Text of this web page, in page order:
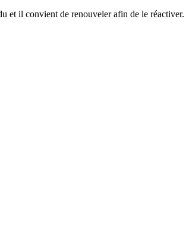
et il convient de renouveler afin de le réactiver.